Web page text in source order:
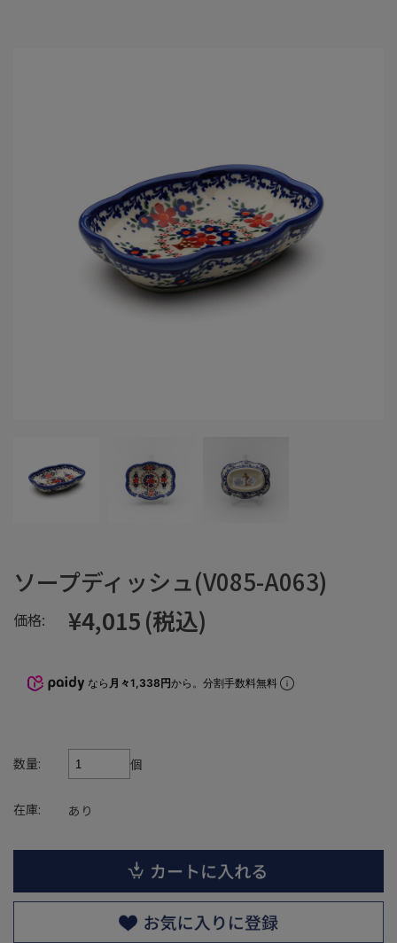
ソープディッシュ(V085-A063)
価格: ¥4,015(税込)
なら 月々1,338円から。分割手数料無料
数量: 個
在庫: あり